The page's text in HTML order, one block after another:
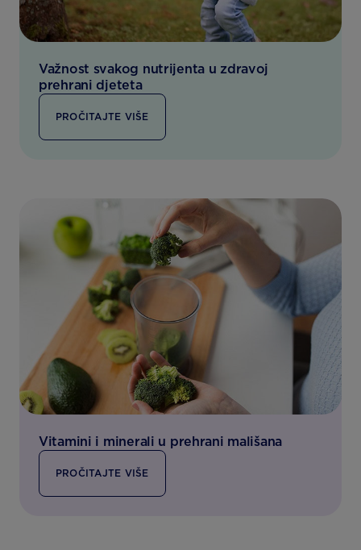
Važnost svakog nutrijenta u zdravoj
prehrani djeteta
PROČITAJTE VIŠE
Vitamini i minerali u prehrani mališana
PROČITAJTE VIŠE